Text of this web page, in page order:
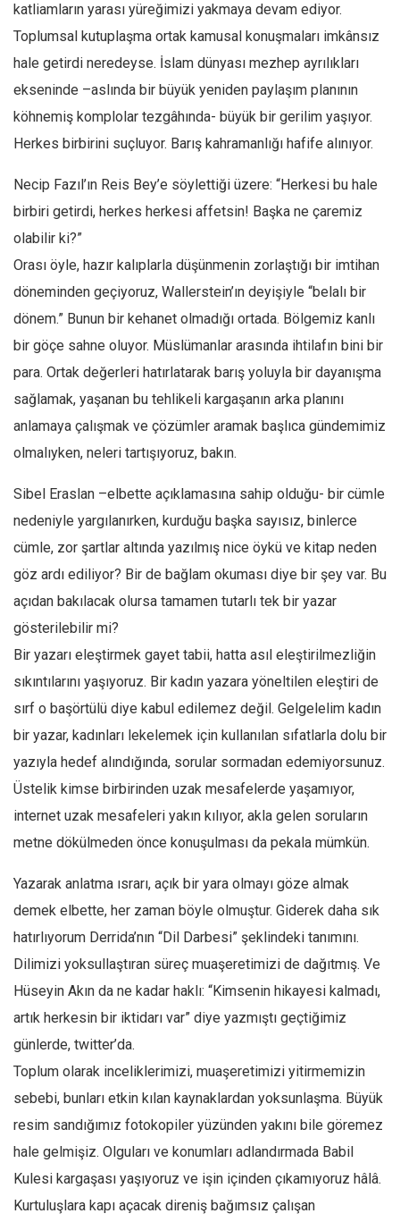
7 soruda bu hafta
Ekonomi
Spor
Hayat
Türkiye
Asya
Afrika
İslam Dünyası
Amerika
Avustralya
Tarih
Düşünce
Dosyalar
katliamların yarası yüreğimizi yakmaya devam ediyor.
Toplumsal kutuplaşma ortak kamusal konuşmaları imkânsız
hale getirdi neredeyse. İslam dünyası mezhep ayrılıkları
ekseninde –aslında bir büyük yeniden paylaşım planının
köhnemiş komplolar tezgâhında- büyük bir gerilim yaşıyor.
Herkes birbirini suçluyor. Barış kahramanlığı hafife alınıyor.
Necip Fazıl’ın Reis Bey’e söylettiği üzere: “Herkesi bu hale
birbiri getirdi, herkes herkesi affetsin! Başka ne çaremiz
olabilir ki?”
Orası öyle, hazır kalıplarla düşünmenin zorlaştığı bir imtihan
döneminden geçiyoruz, Wallerstein’ın deyişiyle “belalı bir
dönem.” Bunun bir kehanet olmadığı ortada. Bölgemiz kanlı
bir göçe sahne oluyor. Müslümanlar arasında ihtilafın bini bir
para. Ortak değerleri hatırlatarak barış yoluyla bir dayanışma
sağlamak, yaşanan bu tehlikeli kargaşanın arka planını
anlamaya çalışmak ve çözümler aramak başlıca gündemimiz
olmalıyken, neleri tartışıyoruz, bakın.
Sibel Eraslan –elbette açıklamasına sahip olduğu- bir cümle
nedeniyle yargılanırken, kurduğu başka sayısız, binlerce
cümle, zor şartlar altında yazılmış nice öykü ve kitap neden
göz ardı ediliyor? Bir de bağlam okuması diye bir şey var. Bu
açıdan bakılacak olursa tamamen tutarlı tek bir yazar
gösterilebilir mi?
Bir yazarı eleştirmek gayet tabii, hatta asıl eleştirilmezliğin
sıkıntılarını yaşıyoruz. Bir kadın yazara yöneltilen eleştiri de
sırf o başörtülü diye kabul edilemez değil. Gelgelelim kadın
bir yazar, kadınları lekelemek için kullanılan sıfatlarla dolu bir
yazıyla hedef alındığında, sorular sormadan edemiyorsunuz.
Üstelik kimse birbirinden uzak mesafelerde yaşamıyor,
internet uzak mesafeleri yakın kılıyor, akla gelen soruların
metne dökülmeden önce konuşulması da pekala mümkün.
Yazarak anlatma ısrarı, açık bir yara olmayı göze almak
demek elbette, her zaman böyle olmuştur. Giderek daha sık
hatırlıyorum Derrida’nın “Dil Darbesi” şeklindeki tanımını.
Dilimizi yoksullaştıran süreç muaşeretimizi de dağıtmış. Ve
Hüseyin Akın da ne kadar haklı: “Kimsenin hikayesi kalmadı,
artık herkesin bir iktidarı var” diye yazmıştı geçtiğimiz
günlerde, twitter’da.
Toplum olarak inceliklerimizi, muaşeretimizi yitirmemizin
sebebi, bunları etkin kılan kaynaklardan yoksunlaşma. Büyük
resim sandığımız fotokopiler yüzünden yakını bile göremez
hale gelmişiz. Olguları ve konumları adlandırmada Babil
Kulesi kargaşası yaşıyoruz ve işin içinden çıkamıyoruz hâlâ.
Kurtuluşlara kapı açacak direniş bağımsız çalışan